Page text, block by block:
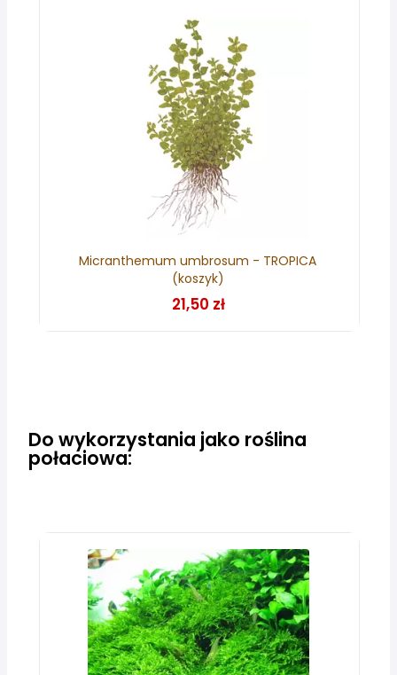
Micranthemum umbrosum - TROPICA
(koszyk)
21,50 zł
Do wykorzystania jako roślina
połaciowa: